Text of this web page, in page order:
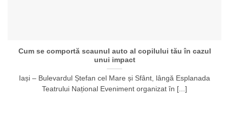
Cum se comportă scaunul auto al copilului tău în cazul
unui impact
Iași – Bulevardul Ștefan cel Mare și Sfânt, lângă Esplanada
Teatrului Național Eveniment organizat în [...]